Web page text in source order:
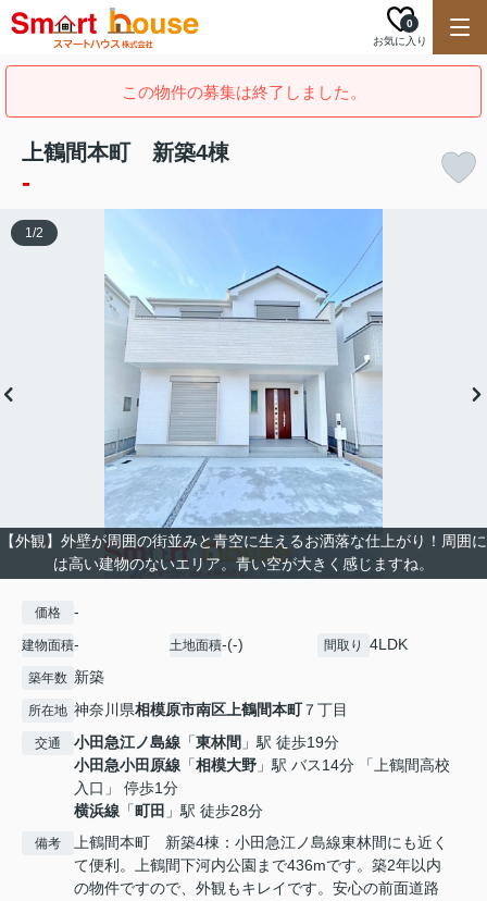
お気に入り
0
この物件の募集は終了しました。
上鶴間本町 新築4棟
-
【外観】外壁が周囲の街並みと青空に生えるお洒落な仕上がり！周囲に
は高い建物のないエリア。青い空が大きく感じますね。
1/2
価格 -
建物面積- 土地面積-(-) 間取り 4LDK
築年数 新築
所在地 神奈川県相模原市南区上鶴間本町７丁目
交通 小田急江ノ島線 「東林間 」駅 徒歩19分
小田急小田原線 「相模大野 」駅 バス14分 「上鶴間高校
入口」 停歩1分
横浜線 「町田 」駅 徒歩28分
備考
上鶴間本町 新築4棟：小田急江ノ島線東林間にも近く
て便利。上鶴間下河内公園まで436mです。築2年以内
の物件ですので、外観もキレイです。安心の前面道路